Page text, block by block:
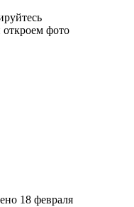
фото
18 февраля